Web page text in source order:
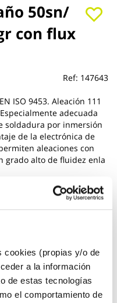
cookies (propias y/o de
a la información
de estas tecnologías
el comportamiento de
50sn/
con flux
Ref: 147643
ISO 9453. Aleación 111
adecuada
soldadura por inmersión
de la electrónica de
aleaciones con
grado alto de fluidez enla
Ver más
Añadir al carrito